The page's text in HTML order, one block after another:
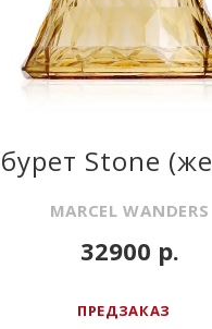
Stone
MARCEL WANDERS
ПРЕДЗАКАЗ
32900 р.